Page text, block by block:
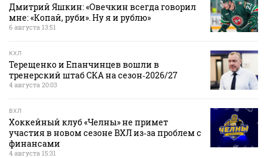
Дмитрий Яшкин: «Овечкин всегда говорил
мне: «Копай, руби». Ну я и рублю»
6 августа 13:51
КХЛ
Терещенко и Епанчинцев вошли в
тренерский штаб СКА на сезон‑2026/27
4 августа 20:03
ВХЛ
Хоккейный клуб «Челны» не примет
участия в новом сезоне ВХЛ из‑за проблем с
финансами
4 августа 15:31